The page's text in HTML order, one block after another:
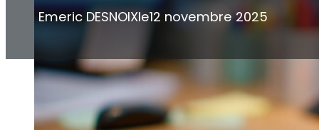
Emeric DESNOIXle12 novembre 2025
Selon les dispositions du Code
son exécution, notamment par